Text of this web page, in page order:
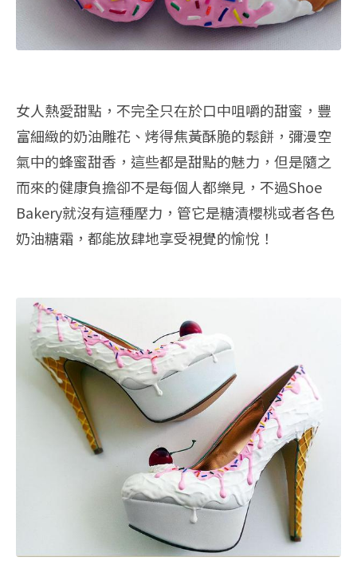
女人熱愛甜點，不完全只在於口中咀嚼的甜蜜，豐
富細緻的奶油雕花、烤得焦黃酥脆的鬆餅，彌漫空
氣中的蜂蜜甜香，這些都是甜點的魅力，但是隨之
而來的健康負擔卻不是每個人都樂見，不過Shoe
Bakery就沒有這種壓力，管它是糖漬櫻桃或者各色
奶油糖霜，都能放肆地享受視覺的愉悅！